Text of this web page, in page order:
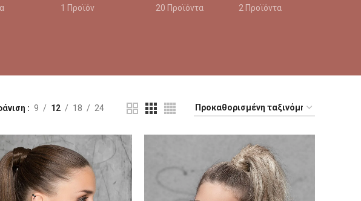
1 Προϊόν
20 Προϊόντα
2 Προϊόντα
9 12 18 24